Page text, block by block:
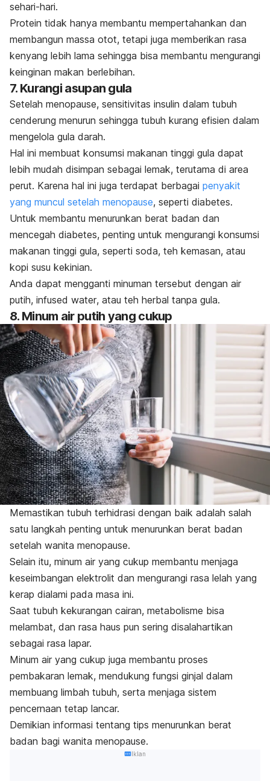
sehari-hari.
Protein tidak hanya membantu mempertahankan dan
membangun massa otot, tetapi juga memberikan rasa
kenyang lebih lama sehingga bisa membantu mengurangi
keinginan makan berlebihan.
7. Kurangi asupan gula
Setelah menopause, sensitivitas insulin dalam tubuh
cenderung menurun sehingga tubuh kurang efisien dalam
mengelola gula darah.
Hal ini membuat konsumsi makanan tinggi gula dapat
lebih mudah disimpan sebagai lemak, terutama di area
perut. Karena hal ini juga terdapat berbagai penyakit
yang muncul setelah menopause, seperti diabetes.
Untuk membantu menurunkan berat badan dan
mencegah diabetes, penting untuk mengurangi konsumsi
makanan tinggi gula, seperti soda, teh kemasan, atau
kopi susu kekinian.
Anda dapat mengganti minuman tersebut dengan air
putih, infused water, atau teh herbal tanpa gula.
8. Minum air putih yang cukup
Memastikan tubuh terhidrasi dengan baik adalah salah
satu langkah penting untuk menurunkan berat badan
setelah wanita menopause.
Selain itu, minum air yang cukup membantu menjaga
keseimbangan elektrolit dan mengurangi rasa lelah yang
kerap dialami pada masa ini.
Saat tubuh kekurangan cairan, metabolisme bisa
melambat, dan rasa haus pun sering disalahartikan
sebagai rasa lapar.
Minum air yang cukup juga membantu proses
pembakaran lemak, mendukung fungsi ginjal dalam
membuang limbah tubuh, serta menjaga sistem
pencernaan tetap lancar.
Demikian informasi tentang tips menurunkan berat
badan bagi wanita menopause.
Iklan